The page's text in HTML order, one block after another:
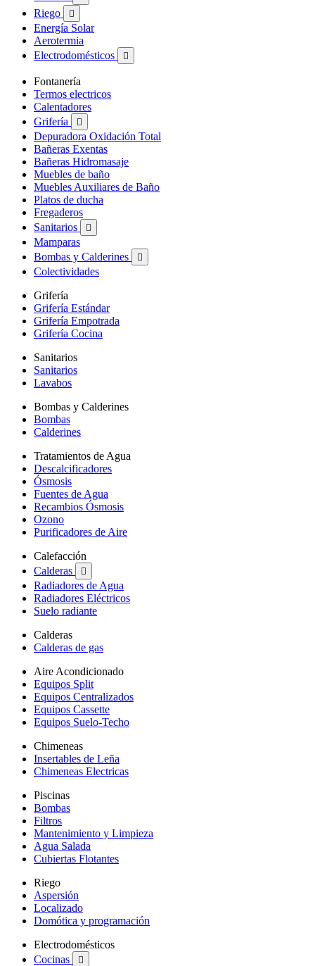
Riego 
Energía Solar
Aerotermia
Electrodomésticos

Fontanería
Termos electricos
Calentadores
Grifería

Depuradora Oxidación Total
Bañeras Exentas
Bañeras Hidromasaje
Muebles de baño
Muebles Auxiliares de Baño
Platos de ducha
Fregaderos
Sanitarios

Mamparas
Bombas y Calderines

Colectividades
Grifería
Grifería Estándar
Grifería Empotrada
Grifería Cocina
Sanitarios
Sanitarios
Lavabos
Bombas y Calderines
Bombas
Calderines
Tratamientos de Agua
Descalcificadores
Ósmosis
Fuentes de Agua
Recambios Ósmosis
Ozono
Purificadores de Aire
Calefacción
Calderas

Radiadores de Agua
Radiadores Eléctricos
Suelo radiante
Calderas
Calderas de gas
Aire Acondicionado
Equipos Split
Equipos Centralizados
Equipos Cassette
Equipos Suelo-Techo
Chimeneas
Insertables de Leña
Chimeneas Electricas
Piscinas
Bombas
Filtros
Mantenimiento y Limpieza
Agua Salada
Cubiertas Flotantes
Riego
Aspersión
Localizado
Domótica y programación
Electrodomésticos
Cocinas
